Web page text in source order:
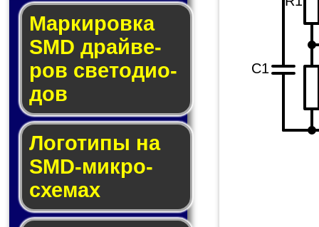
Маркировка
SMD драй­ве­
ров све­то­ди­о­
дов
Логотипы на
SMD-мик­ро­
схе­мах
C1